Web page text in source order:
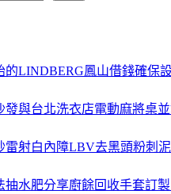
的LINDBERG鳳山借錢確保
發與台北洗衣店電動麻將桌
雷射白內障LBV去黑頭粉刺
抽水肥分享廚餘回收手套訂